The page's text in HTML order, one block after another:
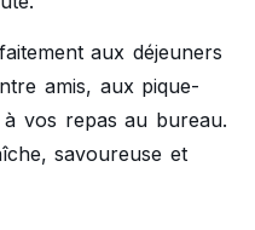
aux déjeuners
amis, aux pique-
vos repas au bureau.
savoureuse et